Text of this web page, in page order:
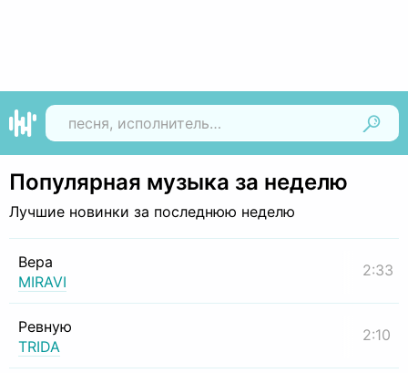
Популярная музыка за неделю
Лучшие новинки за последнюю неделю
Вера
MIRAVI
2:33
Ревную
TRIDA
2:10